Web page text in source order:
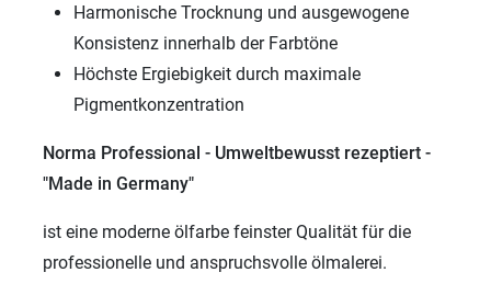
Harmonische Trocknung und ausgewogene
Konsistenz innerhalb der Farbtöne
Höchste Ergiebigkeit durch maximale
Pigmentkonzentration
Norma Professional - Umweltbewusst rezeptiert -
"Made in Germany"
ist eine moderne ölfarbe feinster Qualität für die
professionelle und anspruchsvolle ölmalerei.